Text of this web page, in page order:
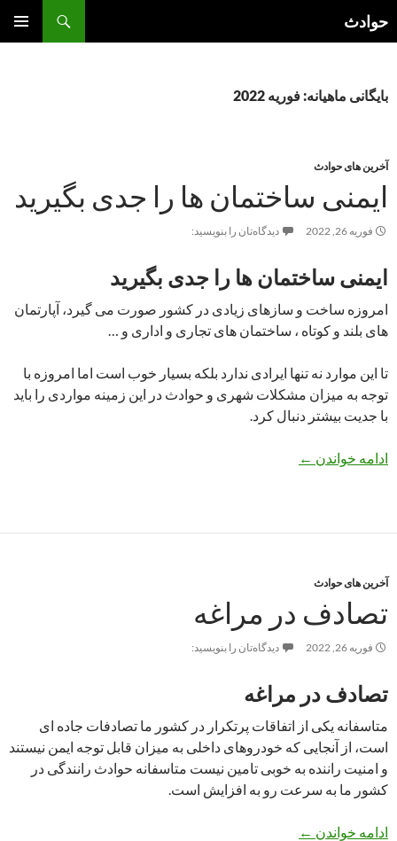
بهحوادث
بایگانی ماهیانه: فوریه 2022
آخرین های حوادث
ایمنی ساختمان ها را جدی بگیرید
فوریه 26, 2022 دیدگاه‌تان را بنویسید:
ایمنی ساختمان ها را جدی بگیرید
امروزه ساخت و سازهای زیادی در کشور صورت می گیرد، آپارتمان
های بلند و کوتاه ، ساختمان های تجاری و اداری و …
تا این موارد نه تنها ایرادی ندارد بلکه بسیار خوب است اما امروزه با
توجه به میزان مشکلات شهری و حوادث در این زمینه مواردی را باید
با جدیت بیشتر دنبال کرد.
ادامه خواندن ایمنی ساختمان ها را جدی بگیرید
←
آخرین های حوادث
تصادف در مراغه
فوریه 26, 2022 دیدگاه‌تان را بنویسید:
تصادف در مراغه
متاسفانه یکی از اتفاقات پرتکرار در کشور ما تصادفات جاده ای
است، از آنجایی که خودروهای داخلی به میزان قابل توجه ایمن نیستند
و امنیت راننده به خوبی تامین نیست متاسفانه حوادث رانندگی در
کشور ما به سرعت رو به افزایش است.
ادامه خواندن تصادف در مراغه
←